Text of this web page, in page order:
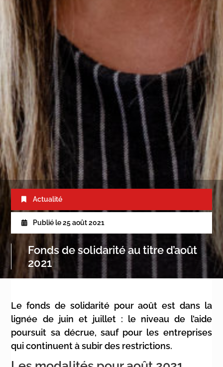
Actualité
Publié le 25 août 2021
Fonds de solidarité au titre d’août
2021
Le fonds de solidarité pour août est dans la
lignée de juin et juillet : le niveau de l’aide
poursuit sa décrue, sauf pour les entreprises
qui continuent à subir des restrictions.